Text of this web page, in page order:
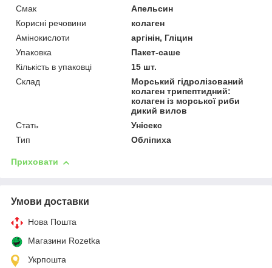
Смак
Апельсин
Корисні речовини
колаген
Амінокислоти
аргінін, Гліцин
Упаковка
Пакет-саше
Кількість в упаковці
15 шт.
Склад
Морський гідролізований
колаген трипептидний:
колаген із морської риби
дикий вилов
Стать
Унісекс
Тип
Обліпиха
Приховати
Умови доставки
Нова Пошта
Магазини Rozetka
Укрпошта